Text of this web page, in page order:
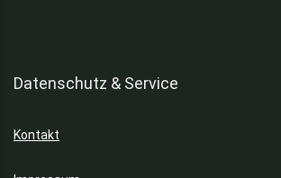
Datenschutz & Service
Kontakt